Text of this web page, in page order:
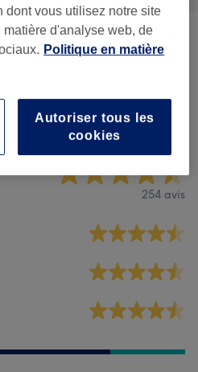
à partir de 45 €
254 avis
dont vous utilisez notre site
d'analyse web, de
Politique en matière
Autoriser tous les
cookies